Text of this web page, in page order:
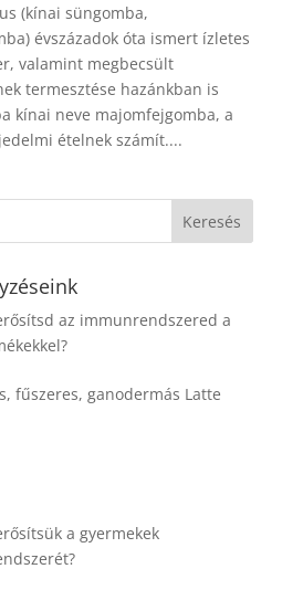
(kínai süngomba,
évszázadok óta ismert ízletes
valamint megbecsült
termesztése hazánkban is
kínai neve majomfejgomba, a
ételnek számít....
az immunrendszered a
fűszeres, ganodermás Latte
a gyermekek